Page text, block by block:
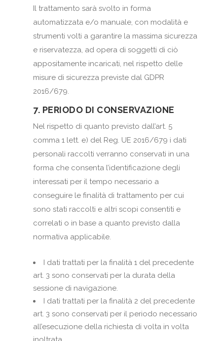
Il trattamento sarà svolto in forma
automatizzata e/o manuale, con modalità e
strumenti volti a garantire la massima sicurezza
e riservatezza, ad opera di soggetti di ciò
appositamente incaricati, nel rispetto delle
misure di sicurezza previste dal GDPR
2016/679.
7. PERIODO DI CONSERVAZIONE
Nel rispetto di quanto previsto dall’art. 5
comma 1 lett. e) del Reg. UE 2016/679 i dati
personali raccolti verranno conservati in una
forma che consenta l’identificazione degli
interessati per il tempo necessario a
conseguire le finalità di trattamento per cui
sono stati raccolti e altri scopi consentiti e
correlati o in base a quanto previsto dalla
normativa applicabile.
I dati trattati per la finalità 1 del precedente
art. 3 sono conservati per la durata della
sessione di navigazione.
I dati trattati per la finalità 2 del precedente
art. 3 sono conservati per il periodo necessario
all’esecuzione della richiesta di volta in volta